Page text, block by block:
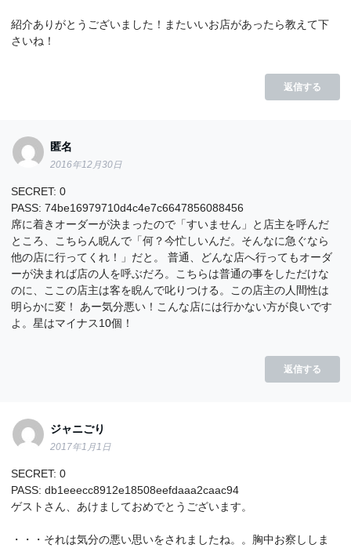
紹介ありがとうございました！またいいお店があったら教えて下
さいね！
返信する
匿名
2016年12月30日
SECRET: 0
PASS: 74be16979710d4c4e7c6647856088456
席に着きオーダーが決まったので「すいません」と店主を呼んだ
ところ、こちらん睨んで「何？今忙しいんだ。そんなに急ぐなら
他の店に行ってくれ！」だと。 普通、どんな店へ行ってもオーダ
ーが決まれば店の人を呼ぶだろ。こちらは普通の事をしただけな
のに、ここの店主は客を睨んで叱りつける。この店主の人間性は
明らかに変！ あー気分悪い！こんな店には行かない方が良いです
よ。星はマイナス10個！
返信する
ジャニごり
2017年1月1日
SECRET: 0
PASS: db1eeecc8912e18508eefdaaa2caac94
ゲストさん、あけましておめでとうございます。
・・・それは気分の悪い思いをされましたね。。胸中お察ししま